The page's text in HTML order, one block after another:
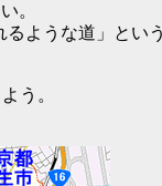
。
ような道」とい
う。